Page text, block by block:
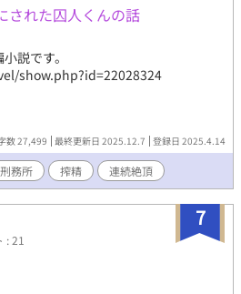
された囚人くんの話
説です。
show.php?id=22028324
数 27,499 最終更新日 2025.12.7 登録日 2025.4.14
刑務所 搾精 連続絶頂
7
: 21